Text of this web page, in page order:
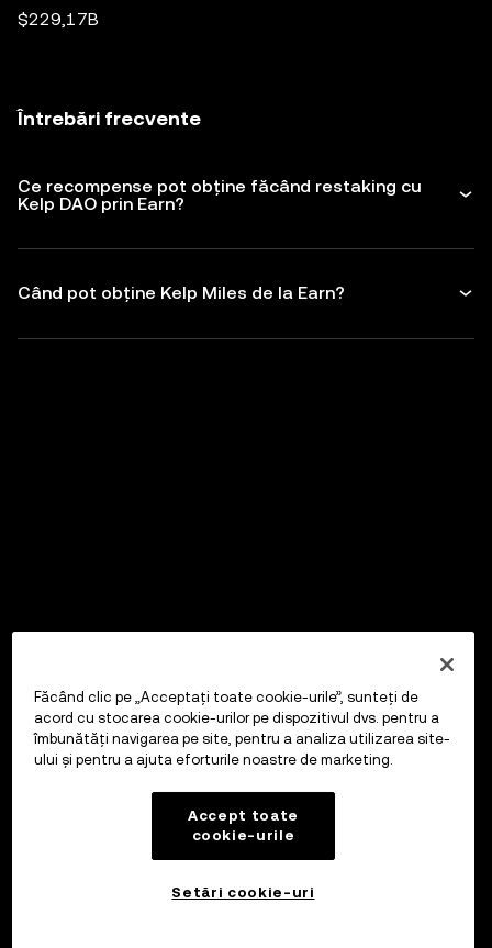
$229,17B
Întrebări frecvente
Ce recompense pot obține făcând restaking cu
Kelp DAO prin Earn?
Când pot obține Kelp Miles de la Earn?
Făcând clic pe „Acceptați toate cookie-urile”, sunteți de
acord cu stocarea cookie-urilor pe dispozitivul dvs. pentru a
îmbunătăți navigarea pe site, pentru a analiza utilizarea site-
ului și pentru a ajuta eforturile noastre de marketing.
Accept toate
cookie-urile
Setări cookie-uri